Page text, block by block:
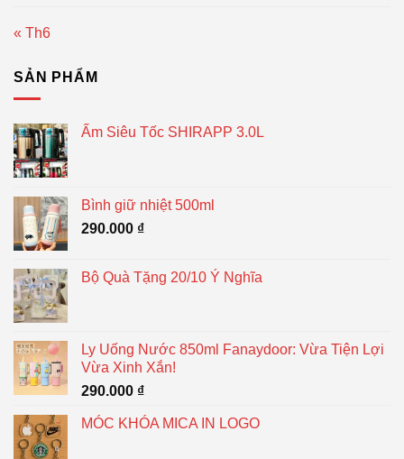
« Th6
SẢN PHẨM
Ấm Siêu Tốc SHIRAPP 3.0L
Bình giữ nhiệt 500ml
290.000 ₫
Bộ Quà Tặng 20/10 Ý Nghĩa
Ly Uống Nước 850ml Fanaydoor: Vừa Tiện Lợi
Vừa Xinh Xắn!
290.000 ₫
MÓC KHÓA MICA IN LOGO